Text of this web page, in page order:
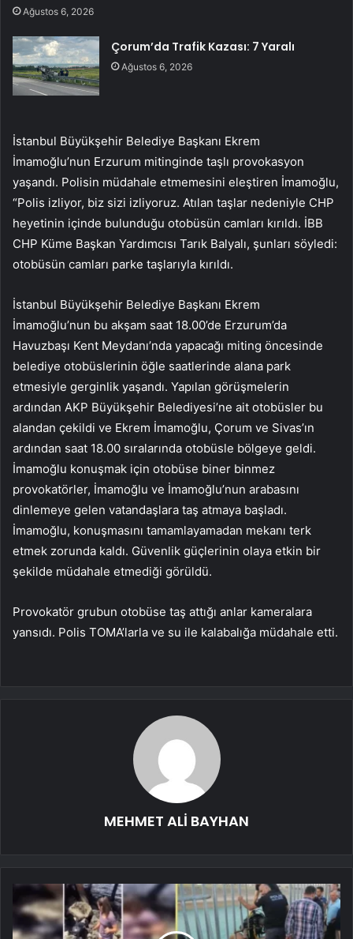
Ağustos 6, 2026
Çorum’da Trafik Kazası: 7 Yaralı
Ağustos 6, 2026
İstanbul Büyükşehir Belediye Başkanı Ekrem
İmamoğlu’nun Erzurum mitinginde taşlı provokasyon
yaşandı. Polisin müdahale etmemesini eleştiren İmamoğlu,
“Polis izliyor, biz sizi izliyoruz. Atılan taşlar nedeniyle CHP
heyetinin içinde bulunduğu otobüsün camları kırıldı. İBB
CHP Küme Başkan Yardımcısı Tarık Balyalı, şunları söyledi:
otobüsün camları parke taşlarıyla kırıldı.
İstanbul Büyükşehir Belediye Başkanı Ekrem
İmamoğlu’nun bu akşam saat 18.00’de Erzurum’da
Havuzbaşı Kent Meydanı’nda yapacağı miting öncesinde
belediye otobüslerinin öğle saatlerinde alana park
etmesiyle gerginlik yaşandı. Yapılan görüşmelerin
ardından AKP Büyükşehir Belediyesi’ne ait otobüsler bu
alandan çekildi ve Ekrem İmamoğlu, Çorum ve Sivas’ın
ardından saat 18.00 sıralarında otobüsle bölgeye geldi.
İmamoğlu konuşmak için otobüse biner binmez
provokatörler, İmamoğlu ve İmamoğlu’nun arabasını
dinlemeye gelen vatandaşlara taş atmaya başladı.
İmamoğlu, konuşmasını tamamlayamadan mekanı terk
etmek zorunda kaldı. Güvenlik güçlerinin olaya etkin bir
şekilde müdahale etmediği görüldü.
Provokatör grubun otobüse taş attığı anlar kameralara
yansıdı. Polis TOMA’larla ve su ile kalabalığa müdahale etti.
MEHMET ALİ BAYHAN